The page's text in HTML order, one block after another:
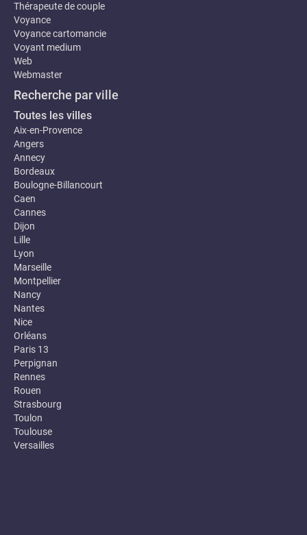
Thérapeute de couple
Voyance
Voyance cartomancie
Voyant medium
Web
Webmaster
Recherche par ville
Toutes les villes
Aix-en-Provence
Angers
Annecy
Bordeaux
Boulogne-Billancourt
Caen
Cannes
Dijon
Lille
Lyon
Marseille
Montpellier
Nancy
Nantes
Nice
Orléans
Paris 13
Perpignan
Rennes
Rouen
Strasbourg
Toulon
Toulouse
Versailles